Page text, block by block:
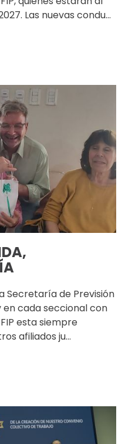
Las nuevas condu…
Secretaría de Previsión
en cada seccional con
esta siempre
afiliados ju…